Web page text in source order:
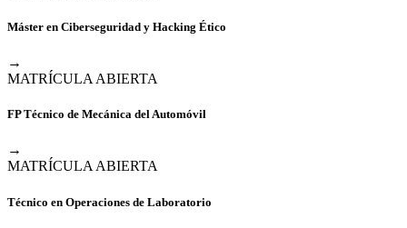
Máster en Ciberseguridad y Hacking Ético
→
MATRÍCULA ABIERTA
FP Técnico de Mecánica del Automóvil
→
MATRÍCULA ABIERTA
Técnico en Operaciones de Laboratorio